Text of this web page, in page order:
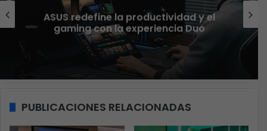
El 73% de las empresas en LATAM
aseguran que el phishing sigue
funcionando
PUBLICACIONES RELACIONADAS